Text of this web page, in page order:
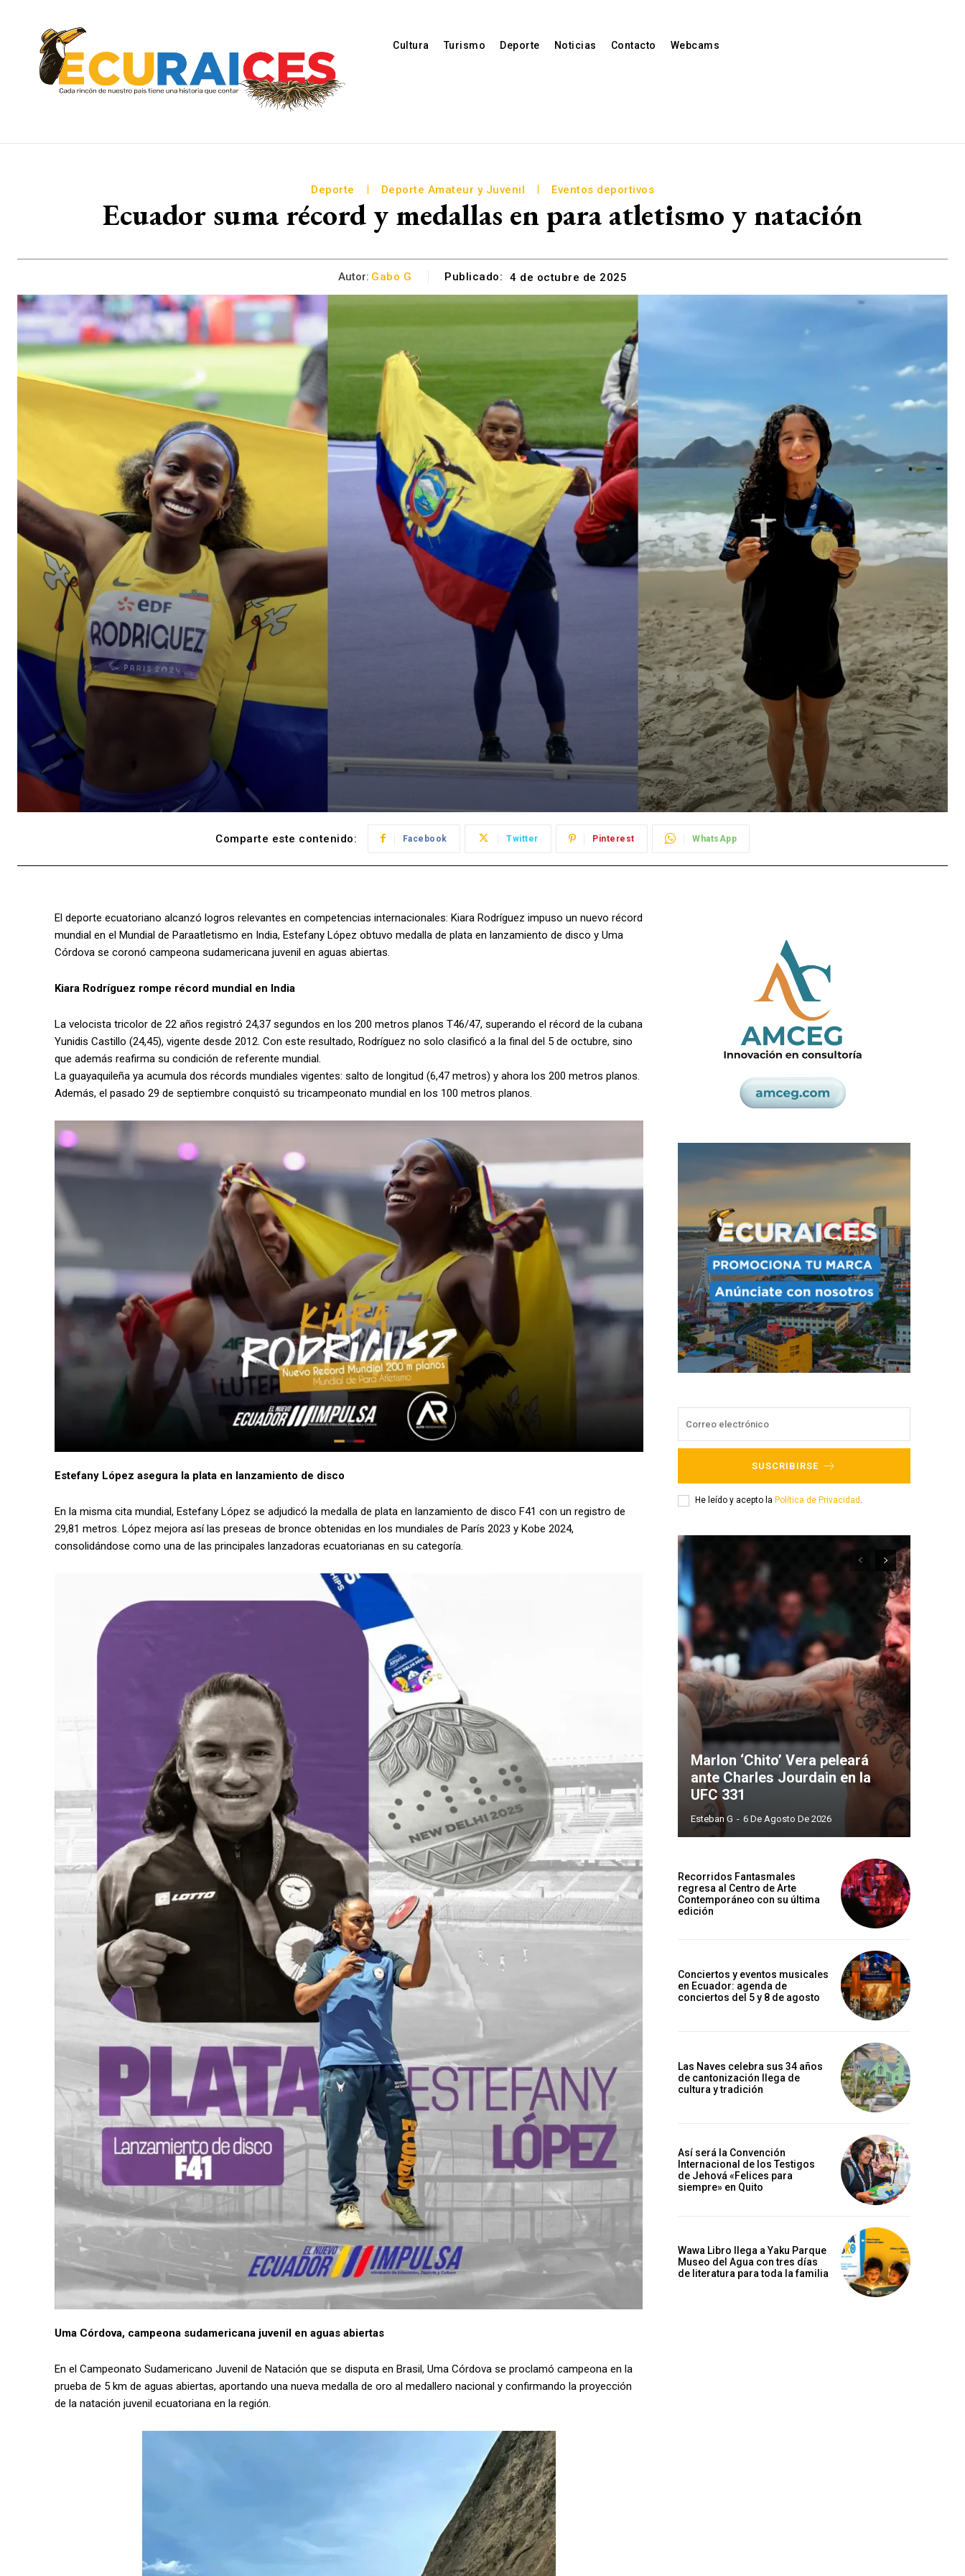
Cultura Turismo Deporte Noticias Contacto Webcams
Deporte Deporte Amateur y Juvenil Eventos deportivos
Ecuador suma récord y medallas en para atletismo y natación
Autor: Gabo G Publicado: 4 de octubre de 2025
Comparte este contenido: Facebook Twitter Pinterest WhatsApp
El deporte ecuatoriano alcanzó logros relevantes en competencias internacionales: Kiara Rodríguez impuso un nuevo récord
mundial en el Mundial de Paraatletismo en India, Estefany López obtuvo medalla de plata en lanzamiento de disco y Uma
Córdova se coronó campeona sudamericana juvenil en aguas abiertas.
Kiara Rodríguez rompe récord mundial en India
La velocista tricolor de 22 años registró 24,37 segundos en los 200 metros planos T46/47, superando el récord de la cubana
Yunidis Castillo (24,45), vigente desde 2012. Con este resultado, Rodríguez no solo clasificó a la final del 5 de octubre, sino
que además reafirma su condición de referente mundial.
La guayaquileña ya acumula dos récords mundiales vigentes: salto de longitud (6,47 metros) y ahora los 200 metros planos.
Además, el pasado 29 de septiembre conquistó su tricampeonato mundial en los 100 metros planos.
Estefany López asegura la plata en lanzamiento de disco
En la misma cita mundial, Estefany López se adjudicó la medalla de plata en lanzamiento de disco F41 con un registro de
29,81 metros. López mejora así las preseas de bronce obtenidas en los mundiales de París 2023 y Kobe 2024,
consolidándose como una de las principales lanzadoras ecuatorianas en su categoría.
Uma Córdova, campeona sudamericana juvenil en aguas abiertas
En el Campeonato Sudamericano Juvenil de Natación que se disputa en Brasil, Uma Córdova se proclamó campeona en la
prueba de 5 km de aguas abiertas, aportando una nueva medalla de oro al medallero nacional y confirmando la proyección
de la natación juvenil ecuatoriana en la región.
SUSCRIBIRSE
He leído y acepto la Política de Privacidad .
Marlon ‘Chito’ Vera peleará
ante Charles Jourdain en la
UFC 331
Esteban G - 6 De Agosto De 2026
Recorridos Fantasmales
regresa al Centro de Arte
Contemporáneo con su última
edición
Conciertos y eventos musicales
en Ecuador: agenda de
conciertos del 5 y 8 de agosto
Las Naves celebra sus 34 años
de cantonización llega de
cultura y tradición
Así será la Convención
Internacional de los Testigos
de Jehová «Felices para
siempre» en Quito
Wawa Libro llega a Yaku Parque
Museo del Agua con tres días
de literatura para toda la familia